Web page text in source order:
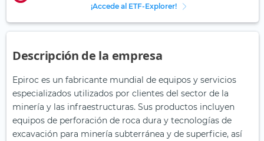
¡Accede al ETF-Explorer!
Descripción de la empresa
Epiroc es un fabricante mundial de equipos y servicios
especializados utilizados por clientes del sector de la
minería y las infraestructuras. Sus productos incluyen
equipos de perforación de roca dura y tecnologías de
excavación para minería subterránea y de superficie, así